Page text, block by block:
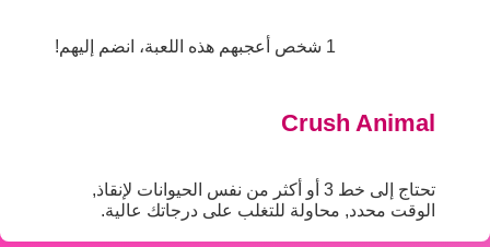
1 شخص أعجبهم هذه اللعبة، انضم إليهم!
Crush Animal
تحتاج إلى خط 3 أو أكثر من نفس الحيوانات لإنقاذ,
الوقت محدد, محاولة للتغلب على درجاتك عالية.